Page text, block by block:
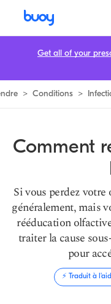
> Conditions >
Comment
Si vous perdez
généralement, mais
rééducation
traiter la cause
pour
⚡️ Traduit à
Get all of your